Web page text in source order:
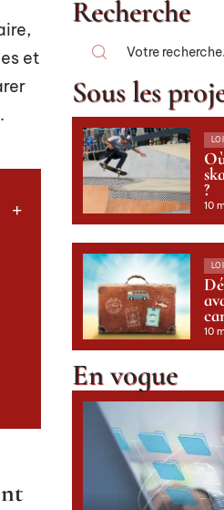
et
Recherche
Sous les
?
10
10
En vogue